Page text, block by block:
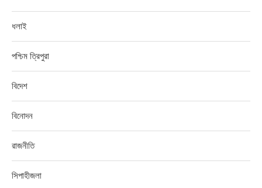
ধলাই
পশ্চিম ত্রিপুরা
বিদেশ
বিনোদন
রাজনীতি
সিপাহীজলা